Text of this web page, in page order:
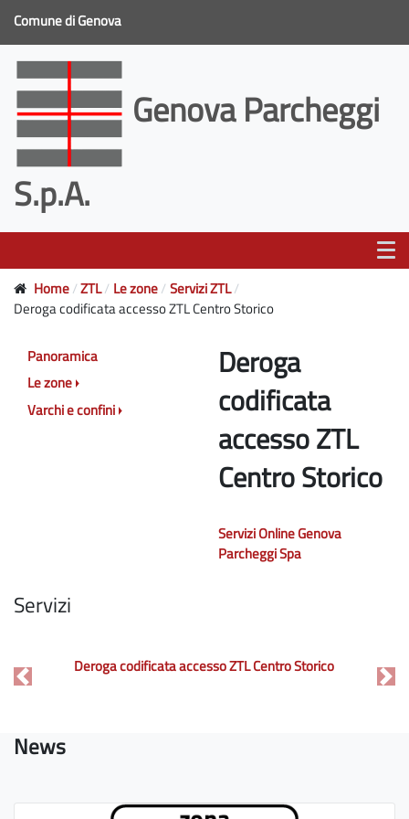
Comune di Genova
Genova Parcheggi
S.p.A.
Home ZTL Le zone Servizi ZTL
Deroga codificata accesso ZTL Centro Storico
Deroga
codificata
accesso ZTL
Centro Storico
Servizi Online Genova
Parcheggi Spa
Panoramica
Le zone
Varchi e confini
Servizi
Deroga codificata accesso ZTL Centro Storico
Previous
News